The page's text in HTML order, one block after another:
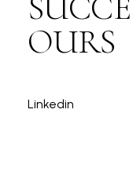
OURS
Linkedin